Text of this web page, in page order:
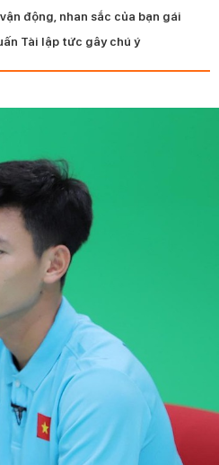
động, nhan sắc của bạn gái
Tài lập tức gây chú ý